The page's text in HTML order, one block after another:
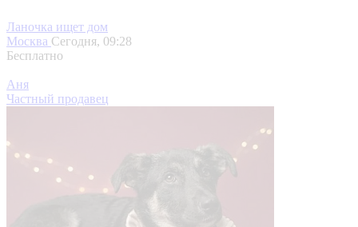
Ланочка ищет дом
Москва Сегодня, 09:28
Бесплатно
Аня
Частный продавец